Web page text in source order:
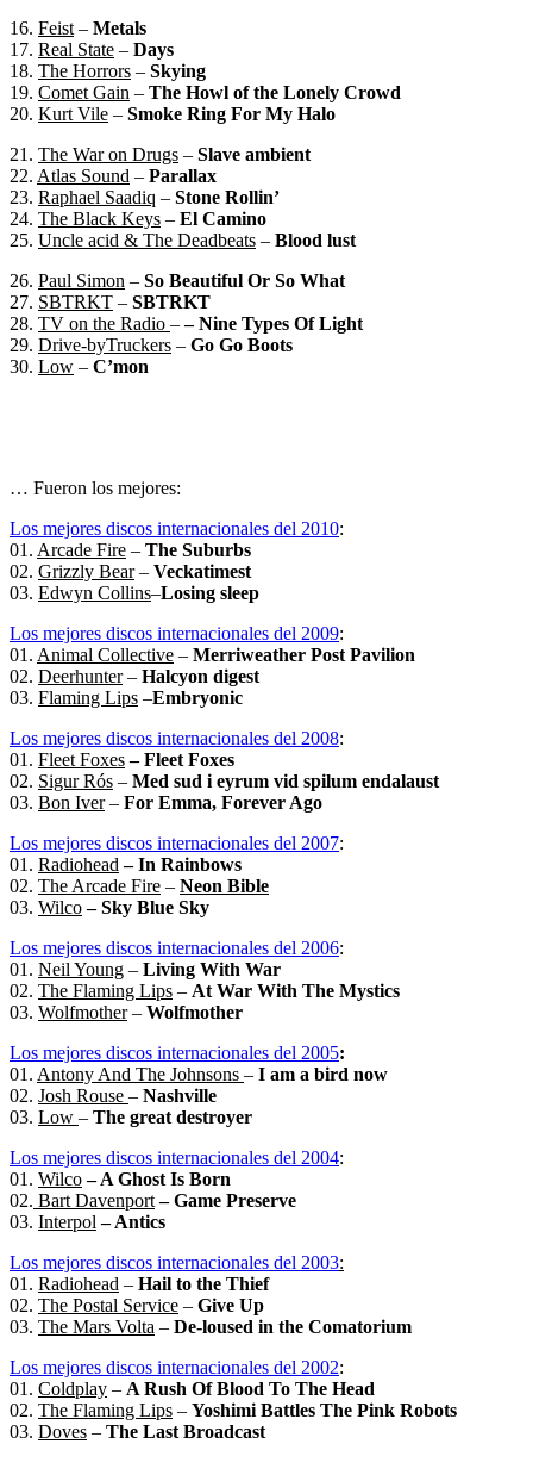
16. Feist – Metals
17. Real State – Days
18. The Horrors – Skying
19. Comet Gain – The Howl of the Lonely Crowd
20. Kurt Vile – Smoke Ring For My Halo
21. The War on Drugs – Slave ambient
22. Atlas Sound – Parallax
23. Raphael Saadiq – Stone Rollin’
24. The Black Keys – El Camino
25. Uncle acid & The Deadbeats – Blood lust
26. Paul Simon – So Beautiful Or So What
27. SBTRKT – SBTRKT
28. TV on the Radio –– Nine Types Of Light
29. Drive-byTruckers – Go Go Boots
30. Low – C’mon
… Fueron los mejores:
Los mejores discos internacionales del 2010:
01. Arcade Fire – The Suburbs
02. Grizzly Bear– Veckatimest
03. Edwyn Collins–Losing sleep
Los mejores discos internacionales del 2009:
01. Animal Collective – Merriweather Post Pavilion
02. Deerhunter– Halcyon digest
03. Flaming Lips –Embryonic
Los mejores discos internacionales del 2008:
01. Fleet Foxes–Fleet Foxes
02. Sigur Rós – Med sud i eyrum vid spilum endalaust
03. Bon Iver– For Emma, Forever Ago
Los mejores discos internacionales del 2007:
01. Radiohead –In Rainbows
02. The Arcade Fire – Neon Bible
03. Wilco– Sky Blue Sky
Los mejores discos internacionales del 2006:
01. Neil Young – Living With War
02. The Flaming Lips – At War With The Mystics
03. Wolfmother– Wolfmother
Los mejores discos internacionales del 2005:
01. Antony And The Johnsons – I am a bird now
02. Josh Rouse – Nashville
03. Low – The great destroyer
Los mejores discos internacionales del 2004:
01. Wilco– A Ghost Is Born
02. Bart Davenport– Game Preserve
03. Interpol – Antics
Los mejores discos internacionales del 2003:
01. Radiohead – Hail to the Thief
02. The Postal Service – Give Up
03. The Mars Volta – De-loused in the Comatorium
Los mejores discos internacionales del 2002:
01. Coldplay – A Rush Of Blood To The Head
02. The Flaming Lips – Yoshimi Battles The Pink Robots
03. Doves – The Last Broadcast